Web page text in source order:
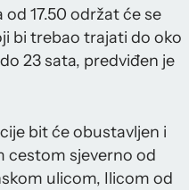
17.50 održat će se
bi trebao trajati do oko
23 sata, predviđen je
bit će obustavljen i
cestom sjeverno od
ulicom, Ilicom od